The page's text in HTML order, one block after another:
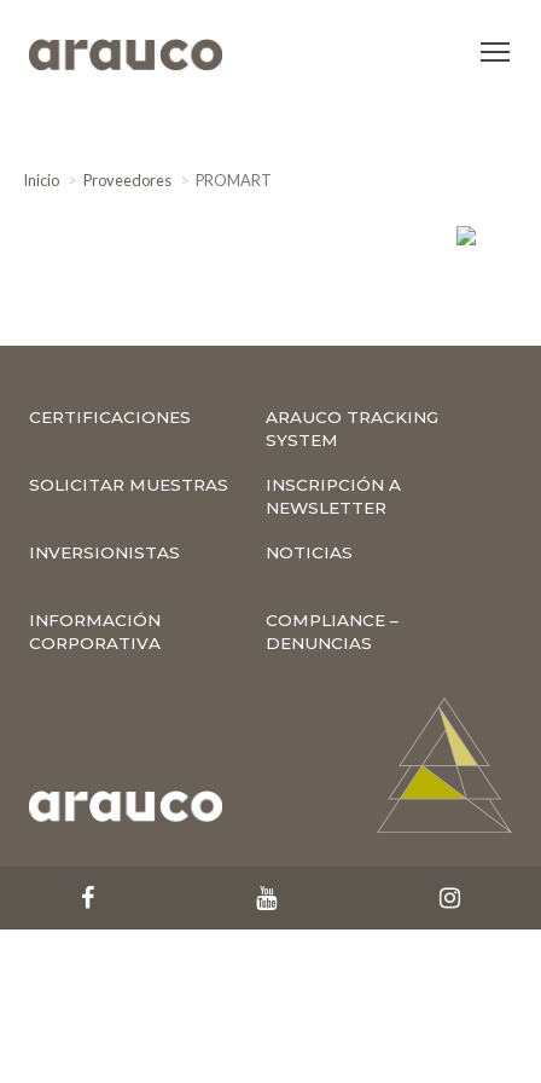
Inicio Proveedores PROMART
CERTIFICACIONES
ARAUCO TRACKING
SYSTEM
SOLICITAR MUESTRAS
INSCRIPCIÓN A
NEWSLETTER
INVERSIONISTAS NOTICIAS
INFORMACIÓN
CORPORATIVA
COMPLIANCE –
DENUNCIAS